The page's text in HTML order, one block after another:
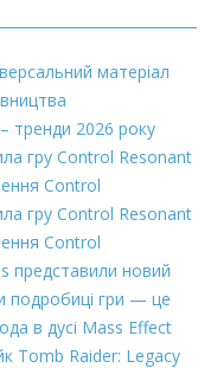
матеріал
тренди 2026 року
гру Control Resonant
Control
гру Control Resonant
Control
представили новий
подробиці гри — це
в дусі Mass Effect
Tomb Raider: Legacy